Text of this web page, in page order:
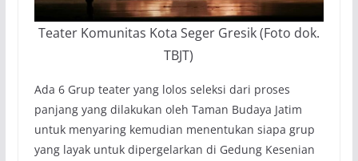
Teater Komunitas Kota Seger Gresik (Foto dok.
TBJT)
Ada 6 Grup teater yang lolos seleksi dari proses
panjang yang dilakukan oleh Taman Budaya Jatim
untuk menyaring kemudian menentukan siapa grup
yang layak untuk dipergelarkan di Gedung Kesenian